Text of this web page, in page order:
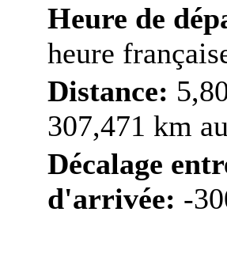
Heure de
heure
Distance:
307,471 km
Décalage
d'arrivée: -